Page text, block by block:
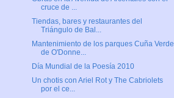
cruce de ...
Tiendas, bares y restaurantes del
Triángulo de Bal...
Mantenimiento de los parques Cuña Verde
de O'Donne...
Día Mundial de la Poesía 2010
Un chotis con Ariel Rot y The Cabriolets
por el ce...